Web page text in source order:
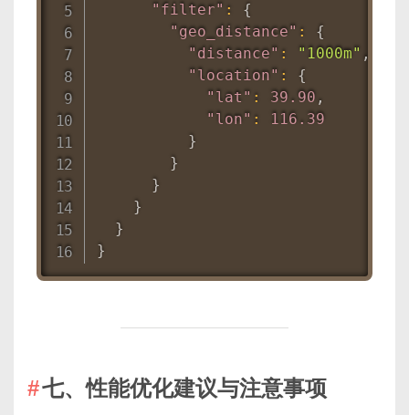
"filter" :
{
"geo_distance" :
{
"distance" : "1000m" ,
"location" :
{
"lat" : 39.90 ,
"lon" :
116.39
}
}
}
}
}
}
七、性能优化建议与注意事项